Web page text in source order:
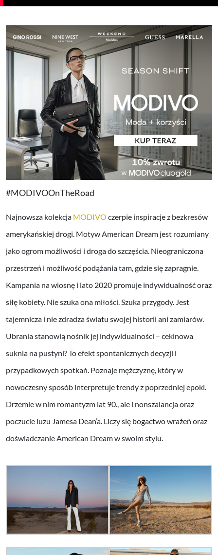
#MODIVOOnTheRoad
Najnowsza kolekcja MODIVO czerpie inspiracje z bezkresów
amerykańskiej drogi. Motyw American Dream jest rozumiany
jako ogrom możliwości i droga do szczęścia. Nieograniczona
przestrzeń i możliwość podążania tam, gdzie się zapragnie.
Kampania na wiosnę i lato 2020 promuje indywidualność oraz
siłę kobiety. Nie szuka ona miłości. Szuka przygody. Jest
tajemnicza i nie zdradza światu swojej historii ani zamiarów.
Ubrania stanowią nośnik jej indywidualności – cekinowa
suknia na pustyni? To efekt spontanicznych decyzji i
przypadkowych spotkań. Poznaje mężczyznę, który w
nowoczesny sposób interpretuje trendy z poprzedniej epoki.
Drzemie w nim romantyzm lat 90., ale i nonszalancja oraz
poczucie luzu Jamesa Dean’a. Liczy się bogactwo wrażeń oraz
doświadczanie American Dream w swoim stylu.